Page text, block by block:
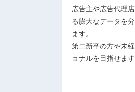
広告主や広告代理
る膨大なデータを
ます。
第二新卒の方や未
ョナルを目指せます